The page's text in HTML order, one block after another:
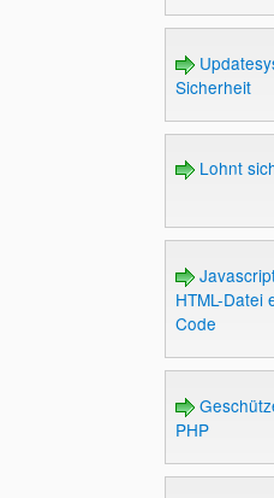
Sicherheit
Lohnt
HTML-Datei
Code
PHP